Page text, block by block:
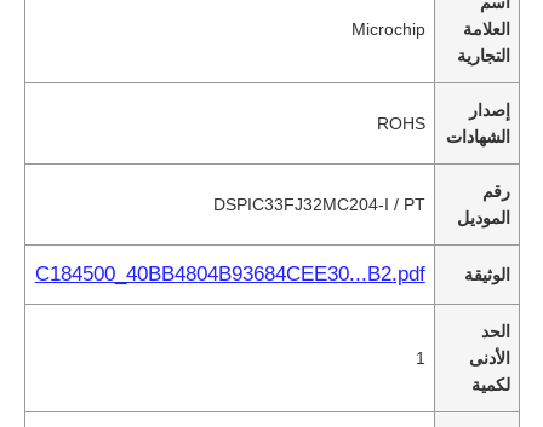
العلامة
التجارية
Microchip
إصدار
الشهادات
ROHS
رقم
الموديل
DSPIC33FJ32MC204-I / PT
الوثيقة C184500_40BB4804B93684CEE30...B2.pdf
الحد
الأدنى
لكمية
1